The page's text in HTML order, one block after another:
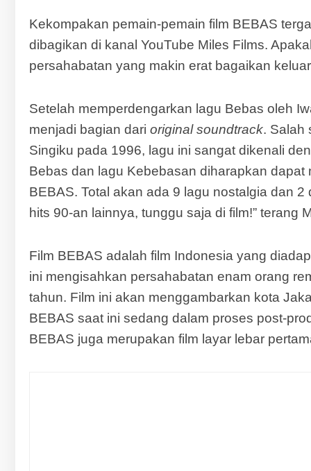
Kekompakan pemain-pemain film BEBAS
dibagikan di kanal YouTube Miles Films.
persahabatan yang makin erat bagaikan
Setelah memperdengarkan lagu Bebas oleh
menjadi bagian dari original soundtrack. Salah
Singiku pada 1996, lagu ini sangat dikenali
Bebas dan lagu Kebebasan diharapkan
BEBAS. Total akan ada 9 lagu nostalgia dan
hits 90-an lainnya, tunggu saja di film!” terang
Film BEBAS adalah film Indonesia yang
ini mengisahkan persahabatan enam orang
tahun. Film ini akan menggambarkan kota
BEBAS saat ini sedang dalam proses post-
BEBAS juga merupakan film layar lebar